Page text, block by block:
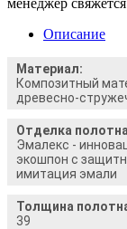
Описание
Материал:
Композитный
древесно-
Отделка
Эмалекс -
экошпон с
имитация эмали
Толщина
39